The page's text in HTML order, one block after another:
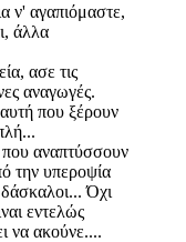
ν' αγαπιόμαστε,
άλλα
ασε τις
αναγωγές.
που ξέρουν
που αναπτύσσουν
την υπεροψία
δάσκαλοι... Όχι
εντελώς
να ακούνε....